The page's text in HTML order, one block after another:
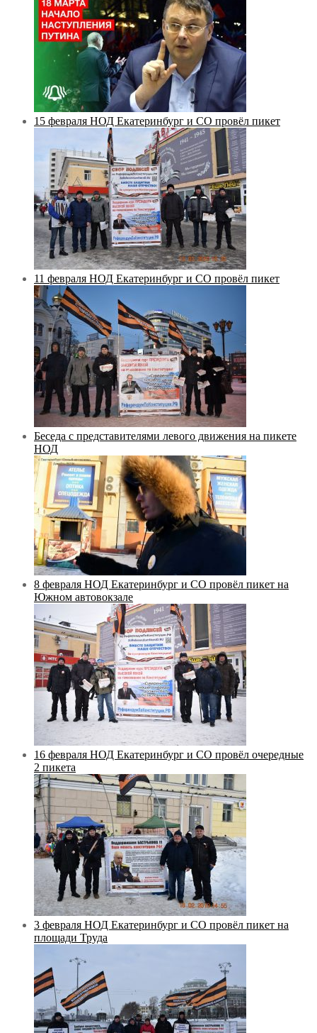
15 февраля НОД Екатеринбург и СО провёл пикет
11 февраля НОД Екатеринбург и СО провёл пикет
Беседа с представителями левого движения на пикете
НОД
8 февраля НОД Екатеринбург и СО провёл пикет на
Южном автовокзале
16 февраля НОД Екатеринбург и СО провёл очередные
2 пикета
3 февраля НОД Екатеринбург и СО провёл пикет на
площади Труда